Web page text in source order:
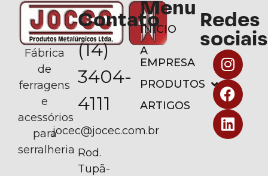
Fábrica
de
ferragens
e
acessórios
para
serralheria
Contato
(14)
3404-
4111
jocec@jocec.com.br
Rod.
Tupã-
Menu
INÍCIO
A
EMPRESA
PRODUTOS
ARTIGOS
Redes
sociais